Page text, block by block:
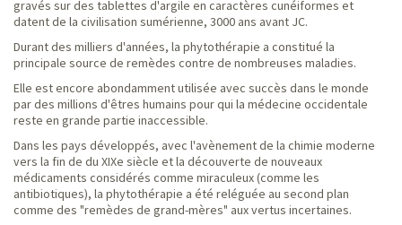
gravés sur des tablettes d'argile en caractères cunéiformes et
datent de la civilisation sumérienne, 3000 ans avant JC.
Durant des milliers d'années, la phytothérapie a constitué la
principale source de remèdes contre de nombreuses maladies.
Elle est encore abondamment utilisée avec succès dans le monde
par des millions d'êtres humains pour qui la médecine occidentale
reste en grande partie inaccessible.
Dans les pays développés, avec l'avènement de la chimie moderne
vers la fin de du XIXe siècle et la découverte de nouveaux
médicaments considérés comme miraculeux (comme les
antibiotiques), la phytothérapie a été reléguée au second plan
comme des "remèdes de grand-mères" aux vertus incertaines.